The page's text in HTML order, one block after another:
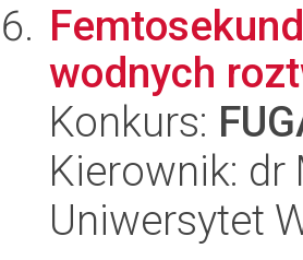
wodnych
Konkurs:
Kierownik: dr
Uniwersytet